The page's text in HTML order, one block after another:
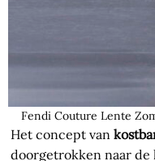
Fendi Couture Lente
Het concept van
doorgetrokken naar de